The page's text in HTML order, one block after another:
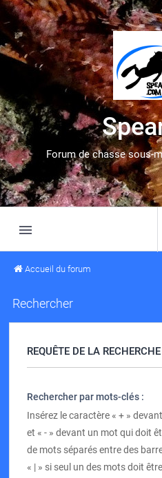
Forum de chasse sous-
Accueil du forum
Rechercher
REQUÊTE DE LA RECHERCHE
Rechercher par mots-clés :
Insérez le caractère « + »
et « - » devant un mot qui doit
de mots séparés entre des
« | » si seul un des mots doit